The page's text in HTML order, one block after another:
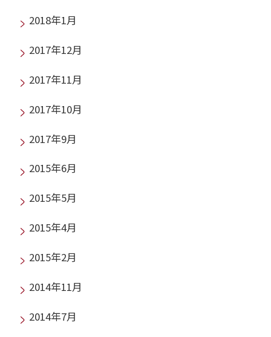
2018年1月
2017年12月
2017年11月
2017年10月
2017年9月
2015年6月
2015年5月
2015年4月
2015年2月
2014年11月
2014年7月